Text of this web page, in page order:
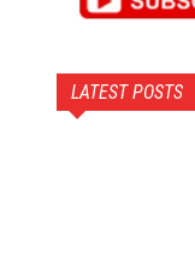
LATEST POSTS